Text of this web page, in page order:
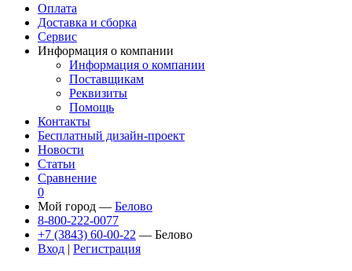
Оплата
Доставка и сборка
Сервис
Информация о компании
Информация о компании
Поставщикам
Реквизиты
Помощь
Контакты
Бесплатный дизайн-проект
Новости
Статьи
Сравнение
0
Мой город — Белово
8-800-222-0077
+7 (3843) 60-00-22 — Белово
Вход | Регистрация